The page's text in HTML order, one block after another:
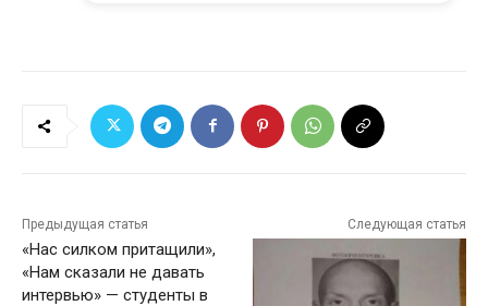
Предыдущая статья
«Нас силком притащили»,
«Нам сказали не давать
интервью» — студенты в
Следующая статья